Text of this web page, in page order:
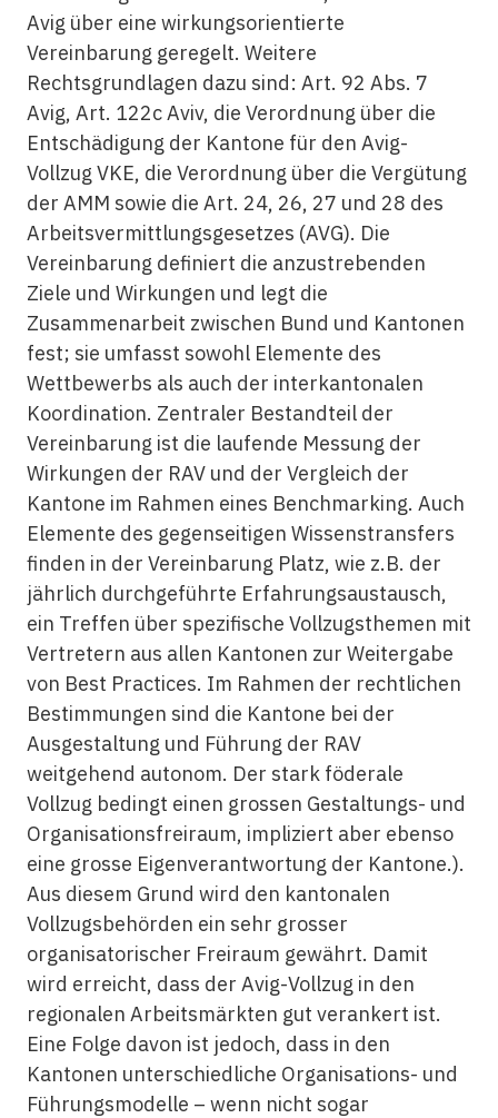
Avig über eine wirkungsorientierte
Vereinbarung geregelt. Weitere
Rechtsgrundlagen dazu sind: Art. 92 Abs. 7
Avig, Art. 122c Aviv, die Verordnung über die
Entschädigung der Kantone für den Avig-
Vollzug VKE, die Verordnung über die Vergütung
der AMM sowie die Art. 24, 26, 27 und 28 des
Arbeitsvermittlungsgesetzes (AVG). Die
Vereinbarung definiert die anzustrebenden
Ziele und Wirkungen und legt die
Zusammenarbeit zwischen Bund und Kantonen
fest; sie umfasst sowohl Elemente des
Wettbewerbs als auch der interkantonalen
Koordination. Zentraler Bestandteil der
Vereinbarung ist die laufende Messung der
Wirkungen der RAV und der Vergleich der
Kantone im Rahmen eines Benchmarking. Auch
Elemente des gegenseitigen Wissenstransfers
finden in der Vereinbarung Platz, wie z.B. der
jährlich durchgeführte Erfahrungsaustausch,
ein Treffen über spezifische Vollzugsthemen mit
Vertretern aus allen Kantonen zur Weitergabe
von Best Practices. Im Rahmen der rechtlichen
Bestimmungen sind die Kantone bei der
Ausgestaltung und Führung der RAV
weitgehend autonom. Der stark föderale
Vollzug bedingt einen grossen Gestaltungs- und
Organisationsfreiraum, impliziert aber ebenso
eine grosse Eigenverantwortung der Kantone.).
Aus diesem Grund wird den kantonalen
Vollzugsbehörden ein sehr grosser
organisatorischer Freiraum gewährt. Damit
wird erreicht, dass der Avig-Vollzug in den
regionalen Arbeitsmärkten gut verankert ist.
Eine Folge davon ist jedoch, dass in den
Kantonen unterschiedliche Organisations- und
Führungsmodelle – wenn nicht sogar